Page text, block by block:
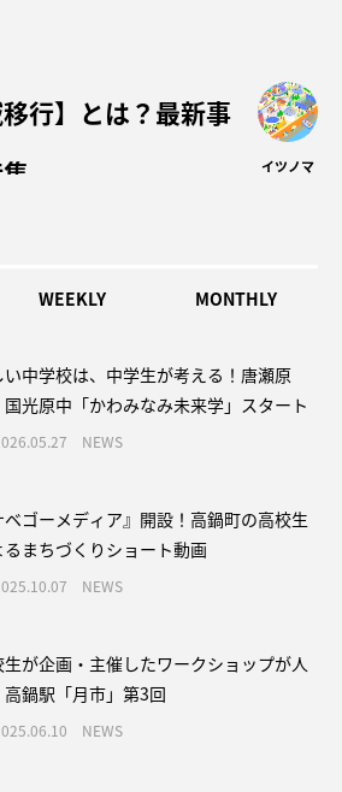
移行】とは？最新事
イツノマ
WEEKLY MONTHLY
い中学校は、中学生が考える！唐瀬原
国光原中「かわみなみ未来学」スタート
NEWS
ベゴーメディア』開設！高鍋町の高校生
るまちづくりショート動画
NEWS
生が企画・主催したワークショップが人
高鍋駅「月市」第3回
NEWS